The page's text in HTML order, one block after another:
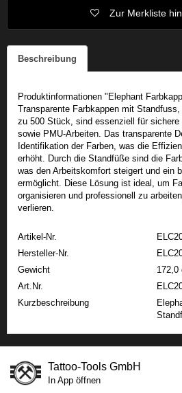
Zur Merkliste
Beschreibung
Produktinformationen "Elephant
Transparente Farbkappen mit
zu 500 Stück, sind essenziell für sichere
sowie PMU-Arbeiten. Das transparente
Identifikation der Farben, was die
erhöht. Durch die Standfüße sind die
was den Arbeitskomfort steigert und ein
ermöglicht. Diese Lösung ist ideal, um
organisieren und professionell zu
verlieren.
Artikel-Nr.
Hersteller-Nr.
Gewicht
172,0
Art.Nr.
Kurzbeschreibung
Tattoo-Tools GmbH
In App öffnen